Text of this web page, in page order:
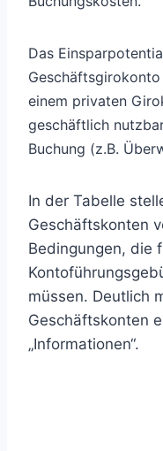
Das
einem privaten
geschäftlich
Buchung (z.B.
In der Tabelle
Geschäftskonten
Bedingungen, die
müssen. Deutlich
Geschäftskonten
„Informationen“.